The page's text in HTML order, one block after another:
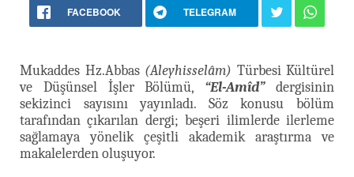
FACEBOOK TELEGRAM
Mukaddes Hz.Abbas (Aleyhisselâm) Türbesi Kültürel
ve Düşünsel İşler Bölümü, “El-Amîd”dergisinin
sekizinci sayısını yayınladı. Söz konusu bölüm
tarafından çıkarılan dergi; beşeri ilimlerde ilerleme
sağlamaya yönelik çeşitli akademik araştırma ve
makalelerden oluşuyor.